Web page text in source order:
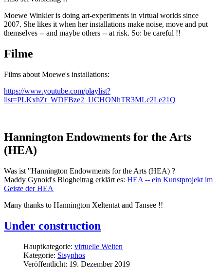
Moewe Winkler is doing art-experiments in virtual worlds since
2007. She likes it when her installations make noise, move and put
themselves -- and maybe others -- at risk. So: be careful !!
Filme
Films about Moewe's installations:
https://www.youtube.com/playlist?
list=PLKxhZt_WDFBze2_UCHONhTR3MLc2Le21Q
Hannington Endowments for the Arts
(HEA)
Was ist "Hannington Endowments for the Arts (HEA) ?
Maddy Gynoid's Blogbeitrag erklärt es: HEA -- ein Kunstprojekt im
Geiste der HEA
Many thanks to Hannington Xeltentat and Tansee !!
Under construction
Hauptkategorie: virtuelle Welten
Kategorie: Sisyphos
Veröffentlicht: 19. Dezember 2019